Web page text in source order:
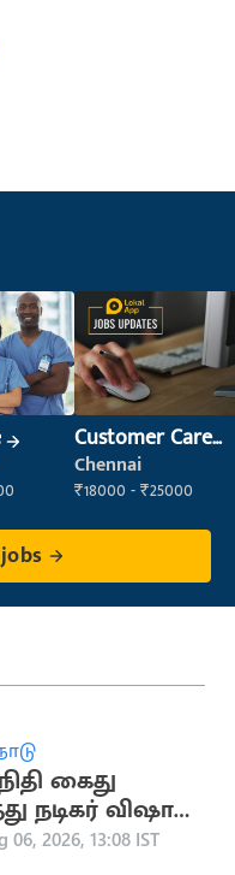
Customer Care
Executive
Chennai
₹18000 - ₹25000
கைது
நடிகர் விஷால்
06, 2026, 13:08 IST